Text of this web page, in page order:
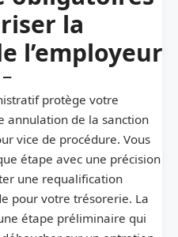
la
l’employeur
protège votre
annulation de la sanction
vice de procédure. Vous
étape avec une précision
une requalification
pour votre trésorerie. La
étape préliminaire qui